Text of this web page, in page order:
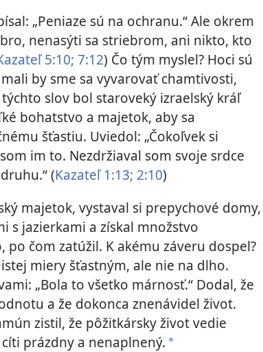
„Peniaze sú na ochranu.“ Ale okrem
nenasýti sa striebrom, ani nikto, kto
5:10; 7:12) Čo tým myslel? Hoci sú
by sme sa vyvarovať chamtivosti,
slov bol staroveký izraelský kráľ
bohatstvo a majetok, aby sa
šťastiu. Uviedol: „Čokoľvek si
im to. Nezdržiaval som svoje srdce
(Kazateľ 1:13; 2:10)
majetok, vystaval si prepychové domy,
s jazierkami a získal množstvo
po čom zatúžil. K akému záveru dospel?
miery šťastným, ale nie na dlho.
„Bola to všetko márnosť.“ Dodal, že
a že dokonca znenávidel život.
zistil, že pôžitkársky život vedie
prázdny a nenaplnený. *